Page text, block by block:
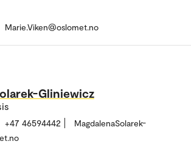
Marie.Viken@oslomet.no
Gliniewicz
+47 46594442
MagdalenaSolarek-